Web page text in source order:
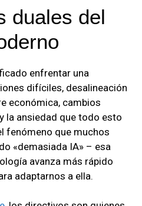
duales del
enfrentar una
difíciles, desalineación
económica, cambios
la ansiedad que todo esto
fenómeno que muchos
«demasiada IA» – esa
avanza más rápido
adaptarnos a ella.